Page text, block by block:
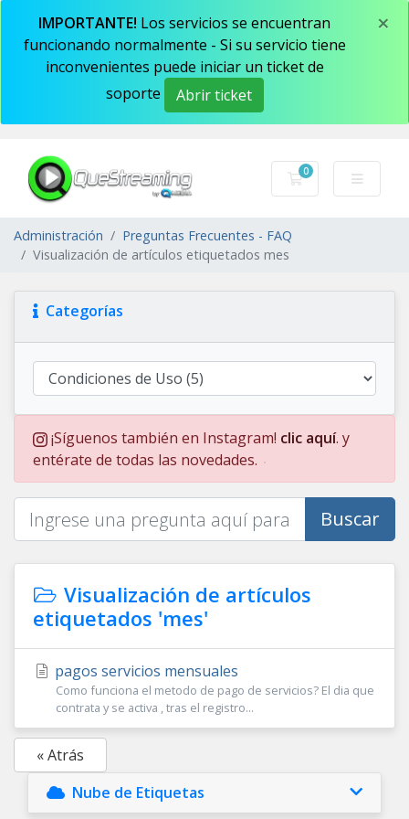
IMPORTANTE! Los servicios se encuentran
funcionando normalmente - Si su servicio tiene
inconvenientes puede iniciar un ticket de
soporte
Abrir ticket
×
0
Carro de Pedidos
Administración
Preguntas Frecuentes - FAQ
Visualización de artículos etiquetados mes
Categorías
¡Síguenos también en Instagram! clic aquí. y
entérate de todas las novedades.
Buscar
Visualización de artículos
etiquetados 'mes'
pagos servicios mensuales
Como funciona el metodo de pago de servicios? El dia que
contrata y se activa , tras el registro...
« Atrás
Nube de Etiquetas